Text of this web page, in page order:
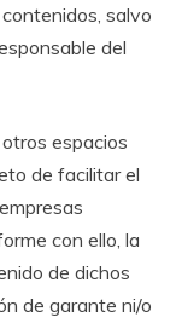
salvo
del
espacios
de facilitar el
con ello, la
de dichos
de garante ni/o